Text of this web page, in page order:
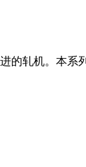
的轧机。本系